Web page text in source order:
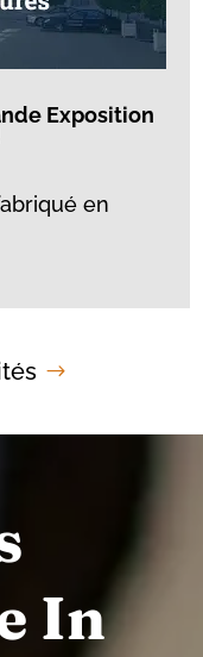
Exposition
en
In